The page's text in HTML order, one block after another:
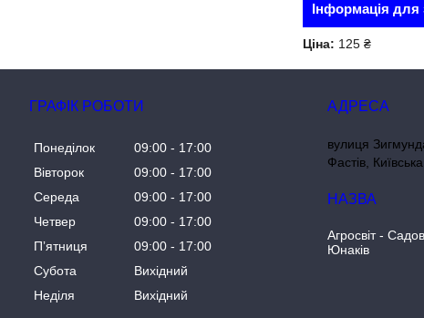
Інформація
Ціна: 125 ₴
ГРАФІК РОБОТИ
Понеділок 09:00
17:00
Вівторок
09:00
17:00
Середа
09:00
17:00
Четвер
09:00
17:00
Пʼятниця
09:00
17:00
Субота
Вихідний
Неділя
Вихідний
вулиця
Фастів,
Агросвіт -
Юнаків